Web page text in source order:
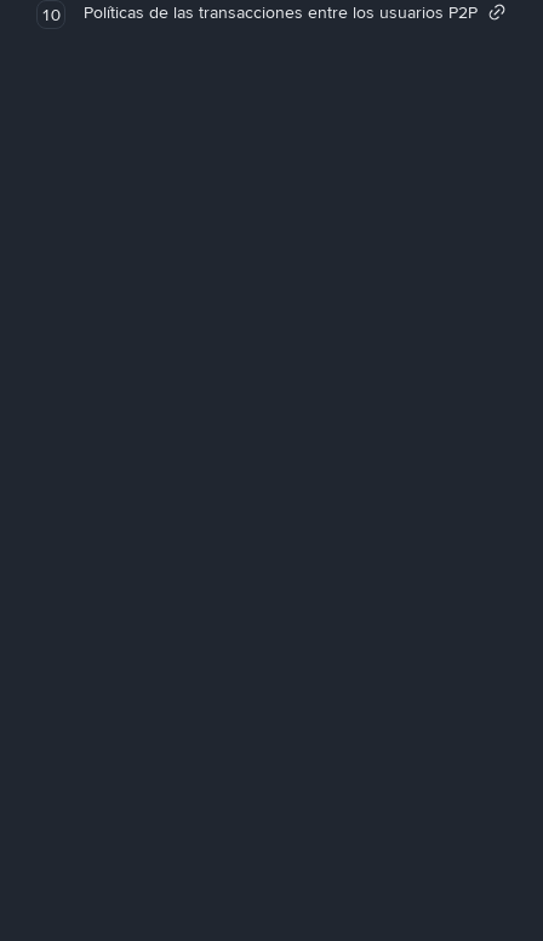
10 Políticas de las transacciones entre los usuarios P2P